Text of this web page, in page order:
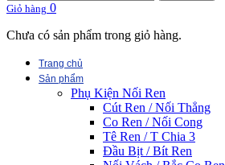
Giỏ hàng 0
Chưa có sản phẩm trong giỏ hàng.
Trang chủ
Sản phẩm
Phụ Kiện Nối Ren
Cút Ren / Nối Thẳng
Co Ren / Nối Cong
Tê Ren / T Chia 3
Đầu Bịt / Bít Ren